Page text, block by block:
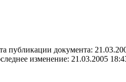
публикации документа:
изменение: 21.03.2005